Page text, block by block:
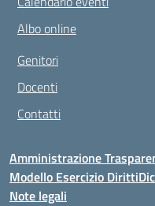
Albo online
Genitori
Docenti
Contatti
Amministrazione
Modello Esercizio Diritti
Note legali